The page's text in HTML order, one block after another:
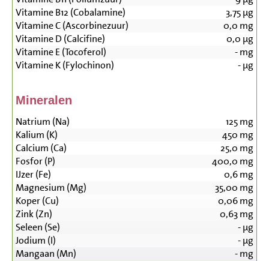
Vitamine B12 (Cobalamine)
3,75µg
Vitamine C (Ascorbinezuur)
0,0 mg
Vitamine D (Calcifine)
0,0 µg
Vitamine E (Tocoferol)
-mg
Vitamine K (Fylochinon)
-µg
Mineralen
Natrium (Na) 125mg
Kalium (K)
450 mg
Calcium (Ca)
25,0 mg
Fosfor (P)
400,0 mg
IJzer (Fe)
0,6mg
Magnesium (Mg)
35,00 mg
Koper (Cu)
0,06mg
Zink (Zn)
0,63mg
Seleen (Se)
-µg
Jodium (I)
-µg
Mangaan (Mn)
-mg